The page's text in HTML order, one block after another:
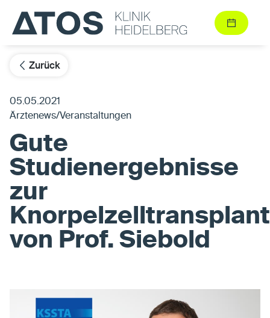
Zurück
05.05.2021
Ärztenews/Veranstaltungen
Gute
Studienergebnisse
zur
von Prof. Siebold